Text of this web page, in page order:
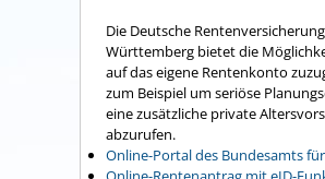
Die Deutsche
Württemberg bietet die
auf das eigene Rentenkonto
zum Beispiel um seriöse
eine zusätzliche private
abzurufen.
Online-Portal des Bundesamts